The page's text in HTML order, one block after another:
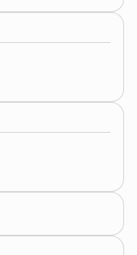
фото
приїжджають
дому.